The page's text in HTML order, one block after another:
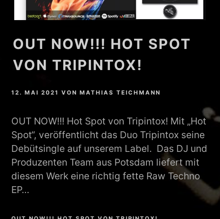
OUT NOW!!! HOT SPOT
VON TRIPINTOX!
12. MAI 2021 VONMATHIAS TEICHMANN
OUT NOW!!! Hot Spot von Tripintox! Mit „Hot
Spot“, veröffentlicht das Duo Tripintox seine
Debütsingle auf unserem Label. Das DJ und
Produzenten Team aus Potsdam liefert mit
diesem Werk eine richtig fette Raw Techno
EP…